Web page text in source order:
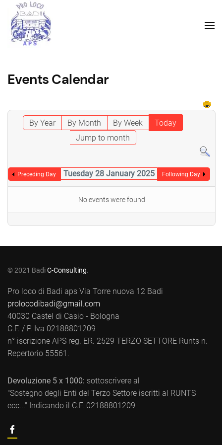
Events Calendar
By Year By Month By Week
Today
Jump to month
Preceding Day Tuesday 28 January 2025 Following Day
No events were found
© 2021 BadiC-Consulting.
Pro loco di Badi aps Via Torre nuova 12 Badi
prolocodibadi@gmail.com
40030 Castel di Casio - Bologna
C.F. / P. Iva 02188801209
n° iscrizione APS reg. ER. 2529 TERZO SETTORE Runts n.
Repertorio 55561.
Devoluzione 5 x 1000: sottoscrivere al
"Sostegno degli Enti del Terzo Settore iscritti al RUNTS
ecc..." Indicando il C.F. 02188801209